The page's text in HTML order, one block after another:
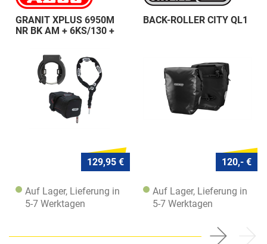
GRANIT XPLUS 6950M
NR BK AM + 6KS/130 +
129,95 €
Auf Lager, Lieferung in
5-7 Werktagen
BACK-ROLLER CITY QL1
120,- €
Auf Lager, Lieferung in
5-7 Werktagen